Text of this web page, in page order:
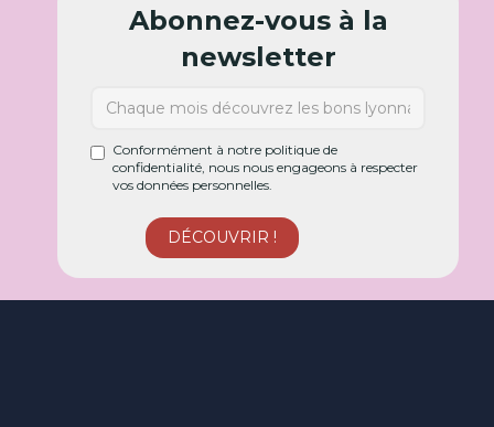
Abonnez-vous à la
newsletter
Conformément à notre politique de
confidentialité, nous nous engageons à respecter
vos données personnelles.